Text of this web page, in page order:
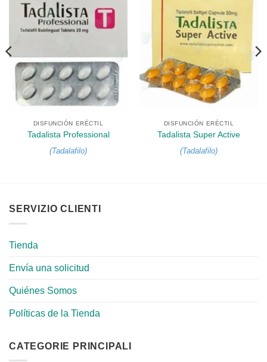
DISFUNCIÓN ERÉCTIL
Tadalista Professional
(Tadalafilo)
DISFUNCIÓN ERÉCTIL
Tadalista Super Active
(Tadalafilo)
SERVIZIO CLIENTI
Tienda
Envía una solicitud
Quiénes Somos
Políticas de la Tienda
CATEGORIE PRINCIPALI